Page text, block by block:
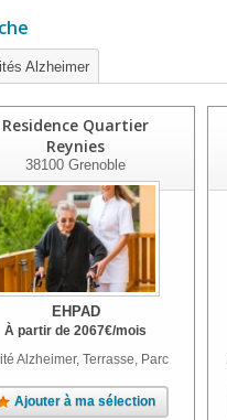
Alzheimer
Residence Quartier
Reynies
38100 Grenoble
EHPAD
À partir de2067€/mois
Alzheimer, Terrasse, Parc
Ajouter à ma sélection